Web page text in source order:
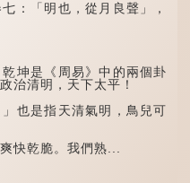
稱。 《說文解字·叒部》：
「叒，日初出東方湯谷所登
「明也，從月良聲」，
坤是《周易》中的兩個卦
治清明，天下太平！
也是指天清氣明，鳥兒可
快乾脆。我們熟...